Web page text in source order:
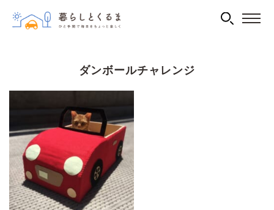
ダンボールチャレンジ